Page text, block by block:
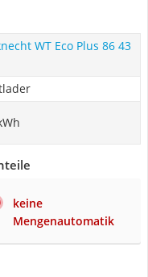
‎WT Eco Plus 86 43
keine
Mengenautomatik